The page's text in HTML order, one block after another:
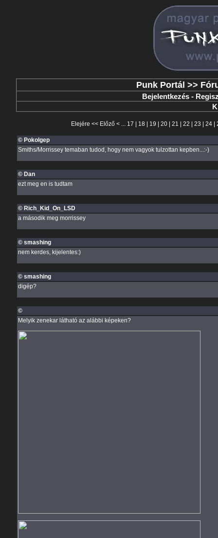
Punk Portál >>
Bejelentkezés -
Elejére << Előző< ... 17 18| 19 20| 21 22 23 24|
© Pokolgep
Smiths/Morrissey temaban tudod, hogy nem vagyok tulzottan kepben...:-)
© Dan
ezt meg en is tudtam
© Rich_Kid_On_LSD
a második meg morrissey
© smashing
nem kerdes, kijelentes:)
© smashing
digép?
©
Melyik zenekar látható az alábbi képeken?